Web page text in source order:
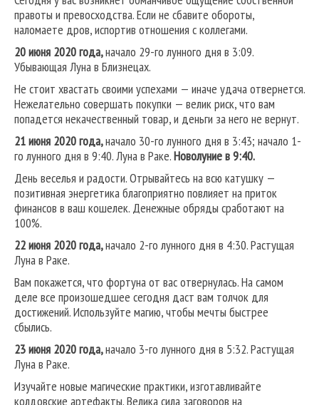
правоты и превосходства. Если не сбавите обороты,
наломаете дров, испортив отношения с коллегами.
20 июня 2020 года,начало 29-го лунного дня в 3:09.
Убывающая Луна в Близнецах.
Не стоит хвастать своими успехами — иначе удача отвернется.
Нежелательно совершать покупки — велик риск, что вам
попадется некачественный товар, и деньги за него не вернут.
21 июня 2020 года,начало 30-го лунного дня в 3:43; начало 1-
го лунного дня в 9:40. Луна в Раке.Новолуние в 9:40.
День веселья и радости. Отрывайтесь на всю катушку —
позитивная энергетика благоприятно повлияет на приток
финансов в ваш кошелек. Денежные обряды сработают на
100%.
22 июня 2020 года,начало 2-го лунного дня в 4:30. Растущая
Луна в Раке.
Вам покажется, что фортуна от вас отвернулась. На самом
деле все произошедшее сегодня даст вам толчок для
достижений. Используйте магию, чтобы мечты быстрее
сбылись.
23 июня 2020 года,начало 3-го лунного дня в 5:32. Растущая
Луна в Раке.
Изучайте новые магические практики, изготавливайте
колдовские артефакты. Велика сила заговоров на